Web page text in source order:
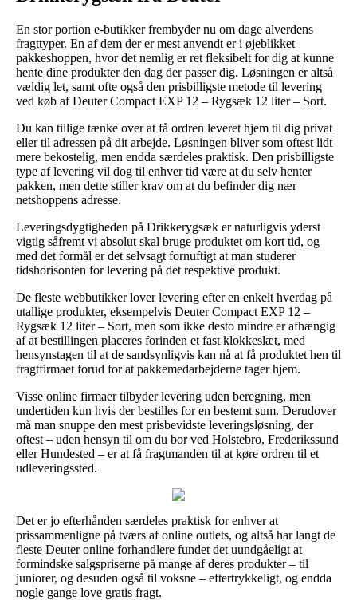
En stor portion e-butikker frembyder nu om dage alverdens
fragttyper. En af dem der er mest anvendt er i øjeblikket
pakkeshoppen, hvor det nemlig er ret fleksibelt for dig at kunne
hente dine produkter den dag der passer dig. Løsningen er altså
vældig let, samt ofte også den prisbilligste metode til levering
ved køb af Deuter Compact EXP 12 – Rygsæk 12 liter – Sort.
Du kan tillige tænke over at få ordren leveret hjem til dig privat
eller til adressen på dit arbejde. Løsningen bliver som oftest lidt
mere bekostelig, men endda særdeles praktisk. Den prisbilligste
type af levering vil dog til enhver tid være at du selv henter
pakken, men dette stiller krav om at du befinder dig nær
netshoppens adresse.
Leveringsdygtigheden på Drikkerygsæk er naturligvis yderst
vigtig såfremt vi absolut skal bruge produktet om kort tid, og
med det formål er det selvsagt fornuftigt at man studerer
tidshorisonten for levering på det respektive produkt.
De fleste webbutikker lover levering efter en enkelt hverdag på
utallige produkter, eksempelvis Deuter Compact EXP 12 –
Rygsæk 12 liter – Sort, men som ikke desto mindre er afhængig
af at bestillingen placeres forinden et fast klokkeslæt, med
hensynstagen til at de sandsynligvis kan nå at få produktet hen til
fragtfirmaet forud for at pakkemedarbejderne tager hjem.
Visse online firmaer tilbyder levering uden beregning, men
undertiden kun hvis der bestilles for en bestemt sum. Derudover
må man snuppe den mest prisbevidste leveringsløsning, der
oftest – uden hensyn til om du bor ved Holstebro, Frederikssund
eller Hundested – er at få fragtmanden til at køre ordren til et
udleveringssted.
Det er jo efterhånden særdeles praktisk for enhver at
prissammenligne på tværs af online outlets, og altså har langt de
fleste Deuter online forhandlere fundet det uundgåeligt at
formindske salgspriserne på mange af deres produkter – til
juniorer, og desuden også til voksne – eftertrykkeligt, og endda
nogle gange love gratis fragt.